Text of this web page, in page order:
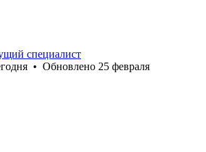
специалист
• Обновлено 25 февраля